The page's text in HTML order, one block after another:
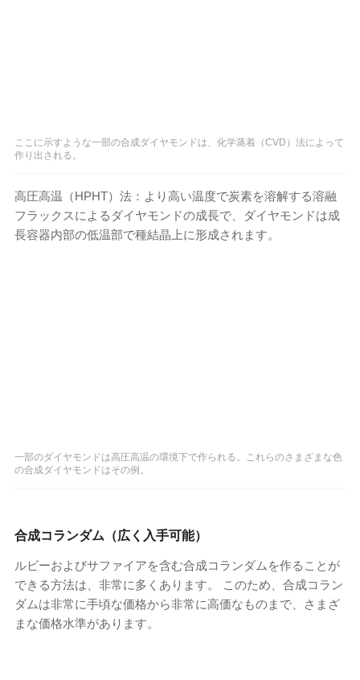
ここに示すような一部の合成ダイヤモンドは、化学蒸着（CVD）法によって
作り出される。
高圧高温（HPHT）法：より高い温度で炭素を溶解する溶融
フラックスによるダイヤモンドの成長で、ダイヤモンドは成
長容器内部の低温部で種結晶上に形成されます。
一部のダイヤモンドは高圧高温の環境下で作られる。これらのさまざまな色
の合成ダイヤモンドはその例。
合成コランダム（広く入手可能）
ルビーおよびサファイアを含む合成コランダムを作ることが
できる方法は、非常に多くあります。 このため、合成コラン
ダムは非常に手頃な価格から非常に高価なものまで、さまざ
まな価格水準があります。